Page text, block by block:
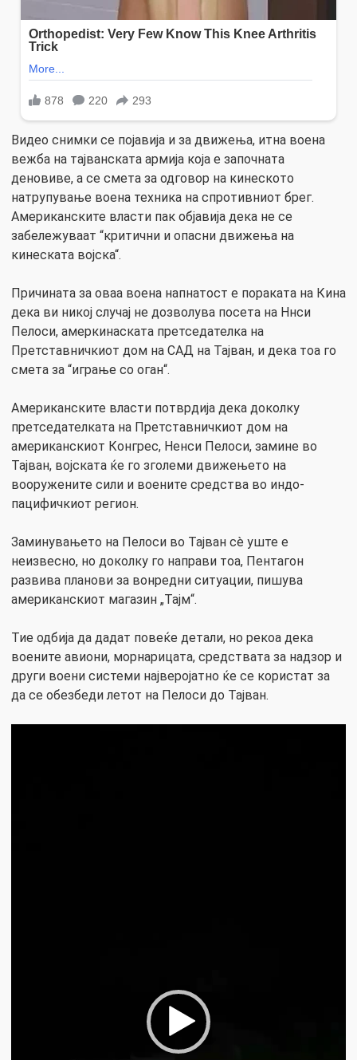
Видео снимки се појавија и за движења, итна воена
вежба на тајванската армија која е започната
деновиве, а се смета за одговор на кинеското
натрупување воена техника на спротивниот брег.
Американските власти пак објавија дека не се
забележуваат “критични и опасни движења на
кинеската војска“.
Причината за оваа воена напнатост е пораката на Кина
дека ви никој случај не дозволува посета на Ннси
Пелоси, амеркинаската претседателка на
Претставничкиот дом на САД на Тајван, и дека тоа го
смета за “играње со оган“.
Американските власти потврдија дека доколку
претседателката на Претставничкиот дом на
американскиот Конгрес, Ненси Пелоси, замине во
Тајван, војската ќе го зголеми движењето на
вооружените сили и воените средства во индо-
пацифичкиот регион.
Заминувањето на Пелоси во Тајван сè уште е
неизвесно, но доколку го направи тоа, Пентагон
развива планови за вонредни ситуации, пишува
американскиот магазин „Тајм“.
Тие одбија да дадат повеќе детали, но рекоа дека
воените авиони, морнарицата, средствата за надзор и
други воени системи најверојатно ќе се користат за
да се обезбеди летот на Пелоси до Тајван.